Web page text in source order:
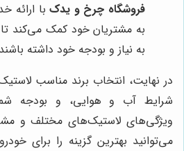
فروشگاه چرخ و یدکبا ارائه
به مشتریان خود کمک می‌کند تا
به نیاز و بودجه خود داشته
در نهایت، انتخاب برند مناسب
شرایط آب و هوایی، و بودجه
ویژگی‌های لاستیک‌های مختلف و
می‌توانید بهترین گزینه را برای